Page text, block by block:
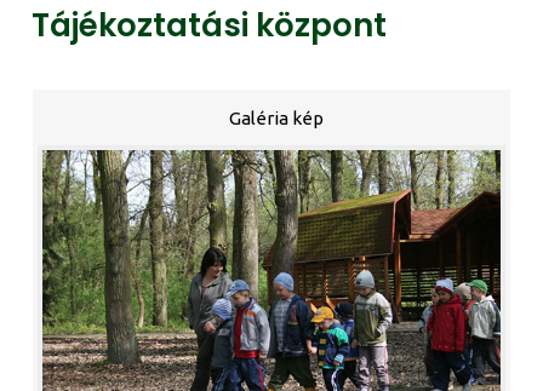
Tájékoztatási központ
Galéria kép